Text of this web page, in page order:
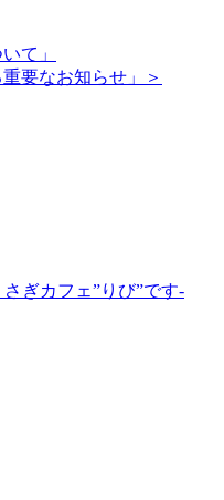
て」
要なお知らせ」＞
ぎカフェ”りび”です-